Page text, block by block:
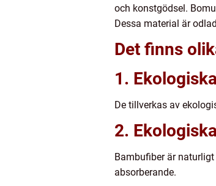
och konstgödsel.
Dessa material är
Det finns
1.
De tillverkas av
2.
Bambufiber är
absorberande.